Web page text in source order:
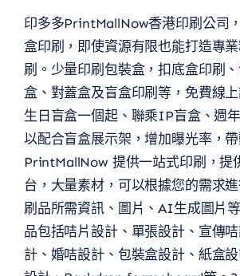
印多多PrintMallNow香港印刷公司
盒印刷，即使資源有限也能打造專
刷。少量印刷包裝盒，扣底盒印刷
盒、對蓋盒及盲盒印刷等，免費線
生日盲盒一個起、聯乘IP盲盒、週
以配合盲盒展示架，增加曝光率，
PrintMallNow 提供一站式印刷，提
台，大量素材，可以根據您的需求
刷品所需資訊、圖片、AI生成圖片
品包括咭片設計、單張設計、宣傳
計、婚咭設計、包裝盒設計、紙盒